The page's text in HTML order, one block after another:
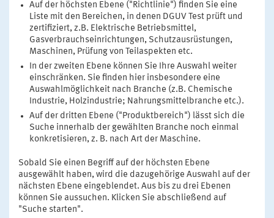
Auf der höchsten Ebene ("Richtlinie") finden Sie eine
Liste mit den Bereichen, in denen DGUV Test prüft und
zertifiziert, z.B. Elektrische Betriebsmittel,
Gasverbrauchseinrichtungen, Schutzausrüstungen,
Maschinen, Prüfung von Teilaspekten etc.
In der zweiten Ebene können Sie Ihre Auswahl weiter
einschränken. Sie finden hier insbesondere eine
Auswahlmöglichkeit nach Branche (z.B. Chemische
Industrie, Holzindustrie; Nahrungsmittelbranche etc.).
Auf der dritten Ebene ("Produktbereich") lässt sich die
Suche innerhalb der gewählten Branche noch einmal
konkretisieren, z. B. nach Art der Maschine.
Sobald Sie einen Begriff auf der höchsten Ebene
ausgewählt haben, wird die dazugehörige Auswahl auf der
nächsten Ebene eingeblendet. Aus bis zu drei Ebenen
können Sie aussuchen. Klicken Sie abschließend auf
"Suche starten".